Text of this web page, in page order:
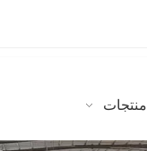
منتجات